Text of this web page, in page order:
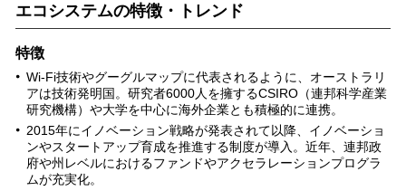
エコシステムの特徴・トレンド
特徴
Wi-Fi技術やグーグルマップに代表されるように、オーストラリ
アは技術発明国。研究者6000人を擁するCSIRO（連邦科学産業
研究機構）や大学を中心に海外企業とも積極的に連携。
2015年にイノベーション戦略が発表されて以降、イノベーショ
ンやスタートアップ育成を推進する制度が導入。近年、連邦政
府や州レベルにおけるファンドやアクセラレーションプログラ
ムが充実化。